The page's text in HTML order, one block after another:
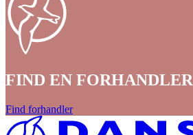
FIND EN FORHANDLER
Find forhandler